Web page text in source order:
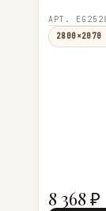
АРТ.
2800×2070
8 368 ₽